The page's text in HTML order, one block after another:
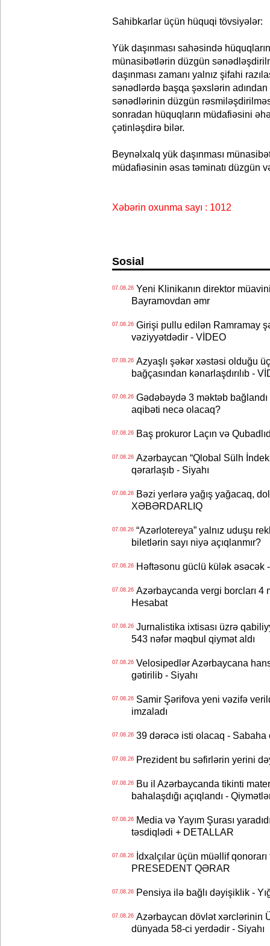
Sahibkarlar üçün hüquqi tövsiyələr:
Yük daşınması sahəsində
münasibətlərin düzgün
daşınması zamanı yalnız şifahi
sənədlərdə başqa şəxslərin
sənədlərinin düzgün
sonradan hüquqların müdafiəsini
çətinləşdirə bilər.
Beynəlxalq yük daşınması
müdafiəsinin əsas təminatı düzgün
Xəbərin oxunma sayı : 1012
Sosial
07.08.26Yeni Klinikanın direktor müavini
Bayramovdan əmr
07.08.26Girişi pullu edilən Ramramay
vəziyyətdədir - VİDEO
07.08.26Azyaşlı şəkər xəstəsi olduğu
bağçasından kənarlaşdırılıb -
07.08.26Gədəbəydə 3 məktəb
aqibəti necə olacaq?
07.08.26Baş prokuror Laçın və
07.08.26Azərbaycan “Qlobal Sülh
qərarlaşıb - Siyahı
07.08.26Bəzi yerlərə yağış yağacaq,
XƏBƏRDARLIQ
07.08.26“Azərlotereya” yalnız uduşu
biletlərin sayı niyə açıqlanmır?
07.08.26Həftəsonu güclü külək əsəcək
07.08.26Azərbaycanda vergi borcları 4
Hesabat
07.08.26Jurnalistika ixtisası üzrə
543 nəfər məqbul qiymət aldı
07.08.26Velosipedlər Azərbaycana
gətirilib - Siyahı
07.08.26Samir Şərifova yeni vəzifə
imzaladı
07.08.2639 dərəcə isti olacaq - Sabaha
07.08.26Prezident bu səfirlərin yerini
07.08.26Bu il Azərbaycanda tikinti
bahalaşdığı açıqlandı -
07.08.26Media və Yayım Şurası
təsdiqlədi + DETALLAR
07.08.26İdxalçılar üçün müəllif
PRESEDENT QƏRAR
07.08.26Pensiya ilə bağlı dəyişiklik -
07.08.26Azərbaycan dövlət xərclərinin
dünyada 58-ci yerdədir - Siyahı